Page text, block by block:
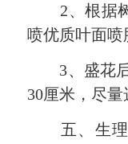
2、根据树
喷优质叶面喷
3、盛花后
30厘米，尽量
五、生理